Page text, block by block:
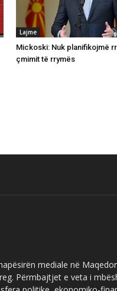
Lajme
Mickoski: Nuk planifikojmë
çmimit të rrymës
mediale në
Përmbajtjet e veta i